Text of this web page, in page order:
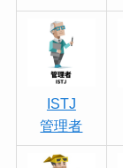
ISTJ
管理者